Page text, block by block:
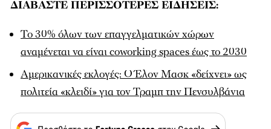
ΔΙΑΒΑΣΤΕ ΠΕΡΙΣΣΟΤΕΡΕΣ ΕΙΔΗΣΕΙΣ:
Το 30% όλων των επαγγελματικών χώρων
αναμένεται να είναι coworking spaces έως το 2030
Αμερικανικές εκλογές: Ο Έλον Μασκ «δείχνει» ως
πολιτεία «κλειδί» για τον Τραμπ την Πενσυλβάνια